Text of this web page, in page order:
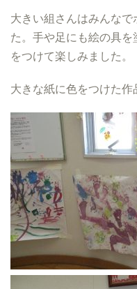
大きい組さんはみんな
た。手や足にも絵の具
をつけて楽しみました。
大きな紙に色をつけた